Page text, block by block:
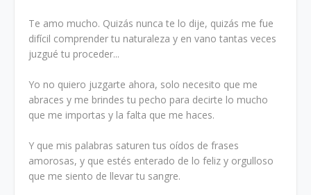
Te amo mucho. Quizás nunca te lo dije, quizás me fue
difícil comprender tu naturaleza y en vano tantas veces
juzgué tu proceder...
Yo no quiero juzgarte ahora, solo necesito que me
abraces y me brindes tu pecho para decirte lo mucho
que me importas y la falta que me haces.
Y que mis palabras saturen tus oídos de frases
amorosas, y que estés enterado de lo feliz y orgulloso
que me siento de llevar tu sangre.